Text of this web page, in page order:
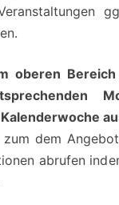
oberen
dem
abrufen